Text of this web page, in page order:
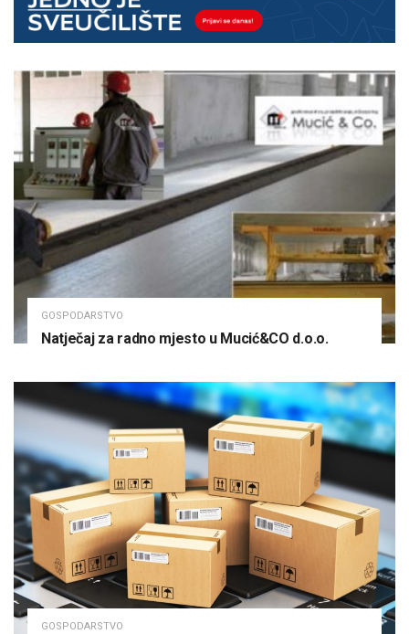
GOSPODARSTVO
Natječaj za radno mjesto u Mucić&CO d.o.o.
GOSPODARSTVO